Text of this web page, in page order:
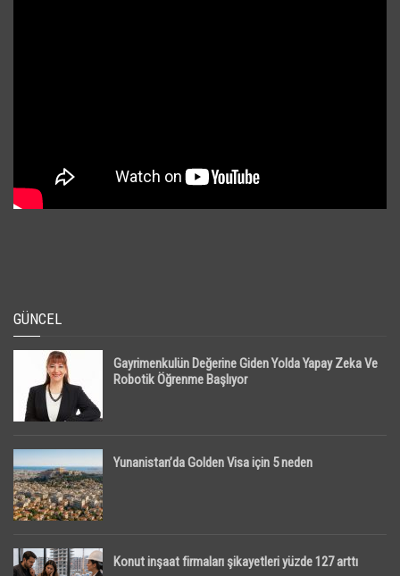
GÜNCEL
Gayrimenkulün Değerine Giden Yolda Yapay Zeka Ve
Robotik Öğrenme Başlıyor
Yunanistan’da Golden Visa için 5 neden
Konut inşaat firmaları şikayetleri yüzde 127 arttı